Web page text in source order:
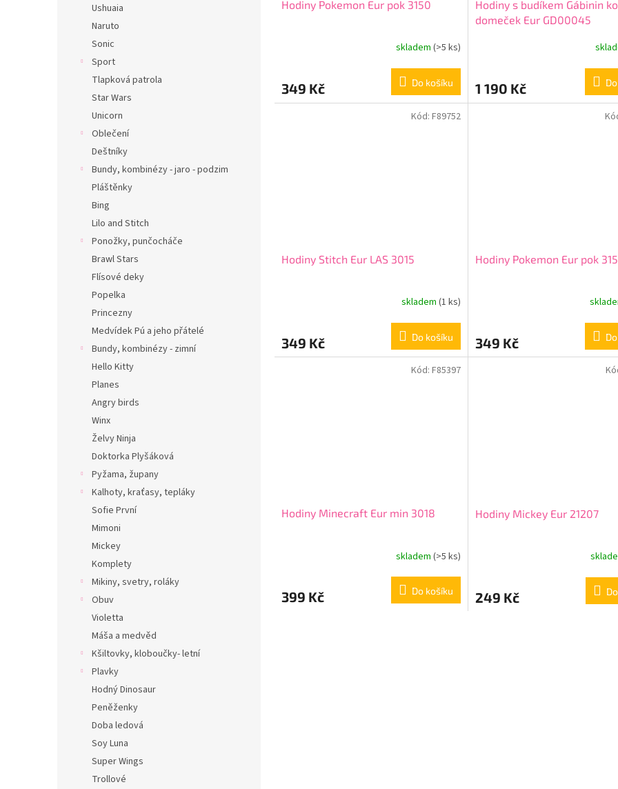
Ushuaia
Naruto
Sonic
Sport
Tlapková patrola
Star Wars
Unicorn
Oblečení
Deštníky
Bundy, kombinézy - jaro - podzim
Pláštěnky
Bing
Lilo and Stitch
Ponožky, punčocháče
Brawl Stars
Flísové deky
Popelka
Princezny
Medvídek Pú a jeho přátelé
Bundy, kombinézy - zimní
Hello Kitty
Planes
Angry birds
Winx
Želvy Ninja
Doktorka Plyšáková
Pyžama, župany
Kalhoty, kraťasy, tepláky
Sofie První
Mimoni
Mickey
Komplety
Mikiny, svetry, roláky
Obuv
Violetta
Máša a medvěd
Kšiltovky, kloboučky- letní
Plavky
Hodný Dinosaur
Peněženky
Doba ledová
Soy Luna
Super Wings
Trollové
Hodiny Pokemon Eur pok 3150
skladem (>5 ks)
349 Kč Do košíku
Hodiny s budíkem Gábinin
domeček Eur GD00045
1 190 Kč
Hodiny Stitch Eur LAS 3015
skladem (1 ks)
349 Kč Do košíku
Kód: F89752
Hodiny Pokemon Eur pok
349 Kč
Hodiny Minecraft Eur min 3018
skladem (>5 ks)
399 Kč Do košíku
Kód: F85397
Hodiny Mickey Eur 21207
249 Kč